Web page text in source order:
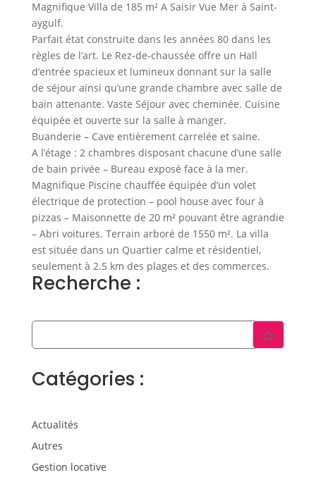
Magnifique Villa de 185 m² A Saisir Vue Mer à Saint-
aygulf.
Parfait état construite dans les années 80 dans les
règles de l’art. Le Rez-de-chaussée offre un Hall
d’entrée spacieux et lumineux donnant sur la salle
de séjour ainsi qu’une grande chambre avec salle de
bain attenante. Vaste Séjour avec cheminée. Cuisine
équipée et ouverte sur la salle à manger.
Buanderie – Cave entièrement carrelée et saine.
A l’étage : 2 chambres disposant chacune d’une salle
de bain privée – Bureau exposé face à la mer.
Magnifique Piscine chauffée équipée d’un volet
électrique de protection – pool house avec four à
pizzas – Maisonnette de 20 m² pouvant être agrandie
– Abri voitures. Terrain arboré de 1550 m². La villa
est située dans un Quartier calme et résidentiel,
seulement à 2.5 km des plages et des commerces.
Recherche :
Catégories :
Actualités
Autres
Gestion locative